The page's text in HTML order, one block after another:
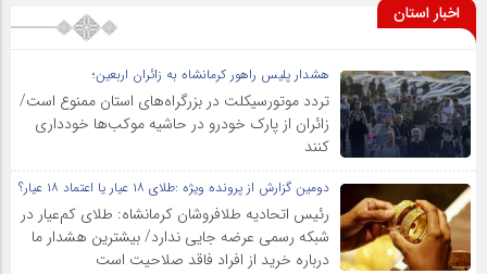
اخبار استان
هشدار پلیس راهور کرمانشاه به زائران اربعین؛
تردد موتورسیکلت در بزرگراه‌های استان ممنوع است/
زائران از پارک خودرو در حاشیه موکب‌ها خودداری
کنند
دومین گزارش از پرونده ویژه :طلای ۱۸ عیار یا اعتماد ۱۸ عیار؟
رئیس اتحادیه طلافروشان کرمانشاه: طلای کم‌عیار در
شبکه رسمی عرضه جایی ندارد/ بیشترین هشدار ما
درباره خرید از افراد فاقد صلاحیت است